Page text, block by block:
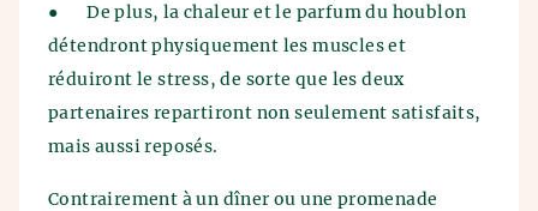
●
De plus, la chaleur et le parfum du houblon
détendront physiquement les muscles et
réduiront le stress, de sorte que les deux
partenaires repartiront non seulement satisfaits,
mais aussi reposés.
Contrairement à un dîner ou une promenade